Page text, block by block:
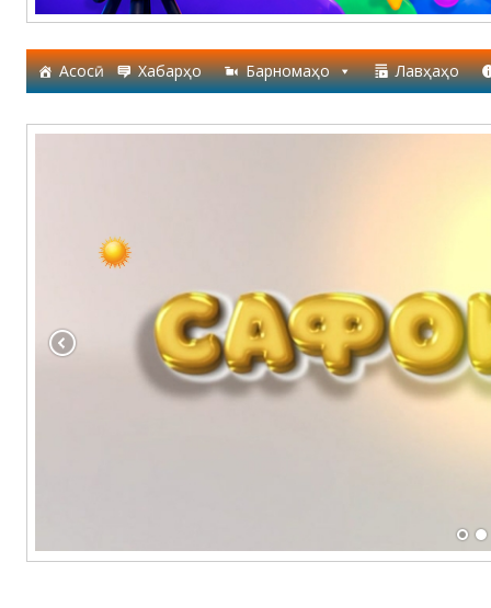
Асосӣ Хабарҳо Барномаҳо Лавҳаҳо